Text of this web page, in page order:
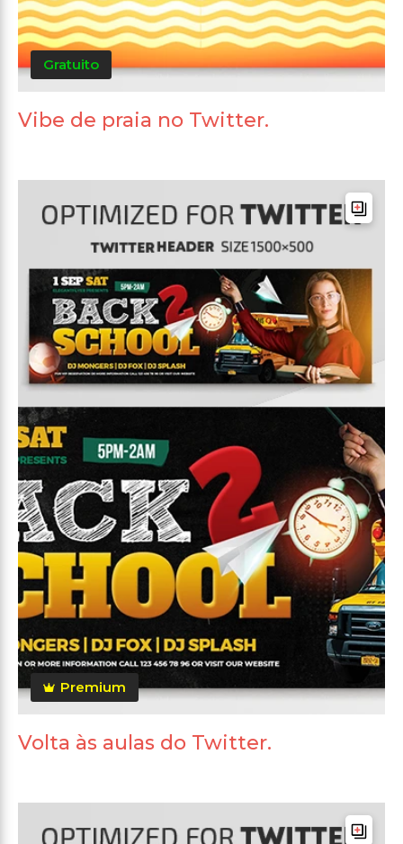
Gratuito
Vibe de praia no Twitter.
Premium
Volta às aulas do Twitter.